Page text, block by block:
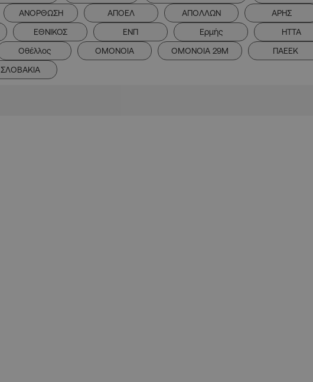
ΑΝΟΡΘΩΣΗ ΑΠΟΕΛ ΑΠΟΛΛΩΝ
ΑΡΗΣ
ΕΘΝΙΚΟΣ ΕΝΠ Ερμής
ΗΤΤΑ
Οθέλλος ΟΜΟΝΟΙΑ ΟΜΟΝΟΙΑ 29Μ
ΠΑΕΕΚ
ΣΛΟΒΑΚΙΑ